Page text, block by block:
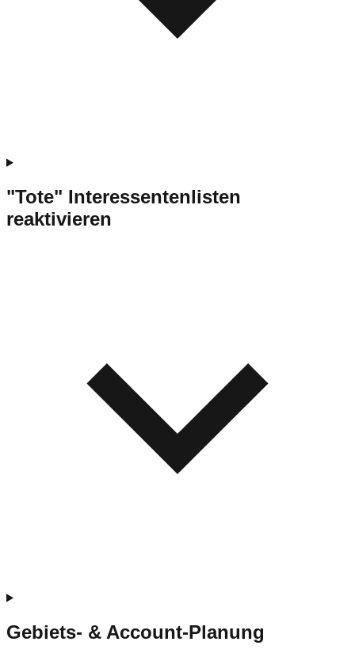
"Tote" Interessentenlisten
reaktivieren
Gebiets- & Account-Planung